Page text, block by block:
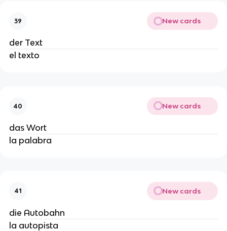
39 New cards
der Text
el texto
40 New cards
das Wort
la palabra
41 New cards
die Autobahn
la autopista